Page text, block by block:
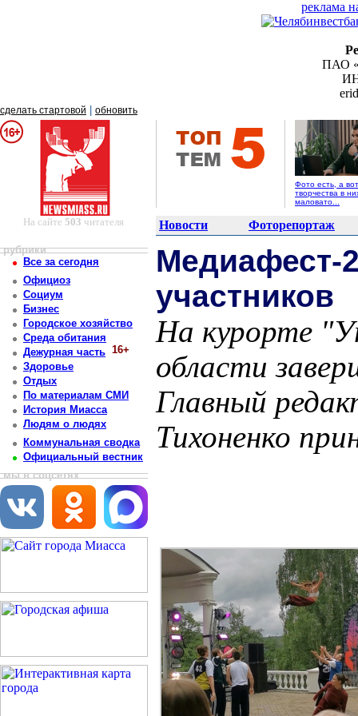
реклама
ПАО
сделать стартовой обновить
Фото есть, а вот
творчества в
маловато...
На сайте 503 читателя Новости Фоторепортаж
рубрики
Все за сегодня
Официоз
Социум
Бизнес
Городское хозяйство
Среда обитания
Дежурная часть 16+
Здоровье
Отдых
По материалам СМИ
История Миасса
Людям о людях
Коммунальная сводка
Официальный вестник
мы в соцсетях
Медиафест-
участников
На курорте
области
Главный
Тихоненко